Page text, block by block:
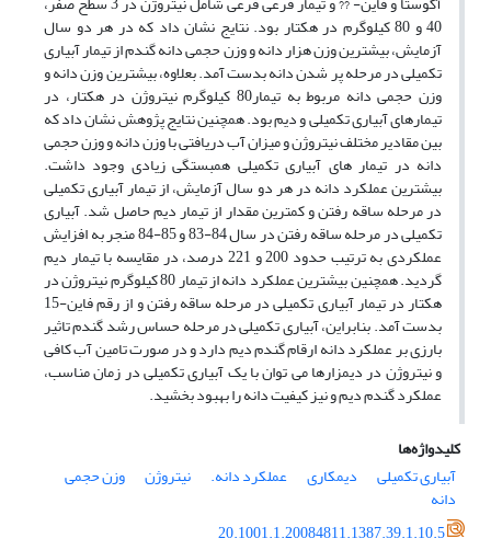
40 و 80 کیلوگرم در هکتار بود. نتایج نشان داد که در هر دو سال
آزمایش، بیشترین وزن هزار دانه و وزن حجمی دانه گندم از تیمار آبیاری
تکمیلی در مرحله پر شدن دانه بدست آمد. بعلاوه، بیشترین وزن دانه و
وزن حجمی دانه مربوط به تیمار80 کیلوگرم نیتروژن در هکتار، در
تیمارهای آبیاری تکمیلی و دیم بود. همچنین نتایج پژوهش نشان داد که
بین مقادیر مختلف نیتروژن و میزان آب دریافتی با وزن دانه و وزن حجمی
دانه در تیمار های آبیاری تکمیلی همبستگی زیادی وجود داشت.
بیشترین عملکرد دانه در هر دو سال آزمایش، از تیمار آبیاری تکمیلی
در مرحله ساقه رفتن و کمترین مقدار از تیمار دیم حاصل شد. آبیاری
تکمیلی در مرحله ساقه رفتن در سال 84-83 و 85-84 منجر به افزایش
عملکردی به ترتیب حدود 200 و 221 درصد، در مقایسه با تیمار دیم
گردید. همچنین بیشترین عملکرد دانه از تیمار 80 کیلوگرم نیتروژن در
هکتار در تیمار آبیاری تکمیلی در مرحله ساقه رفتن و از رقم فاین-15
بدست آمد. بنابراین، آبیاری تکمیلی در مرحله حساس رشد گندم تاثیر
بارزی بر عملکرد دانه ارقام گندم دیم دارد و در صورت تامین آب کافی
و نیتروژن در دیمزارها می توان با یک آبیاری تکمیلی در زمان مناسب،
عملکرد گندم دیم و نیز کیفیت دانه را بهبود بخشید.
کلیدواژه‌ها
آبیاری تکمیلی
دیمکاری عملکرد دانه. نیتروژن وزن حجمی
دانه
20.1001.1.20084811.1387.39.1.10.5